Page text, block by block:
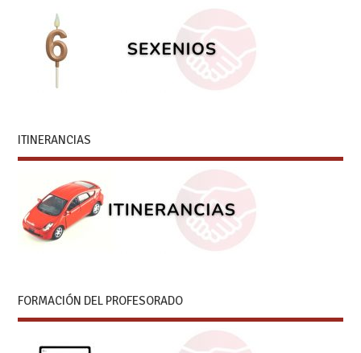
ITINERANCIAS
FORMACIÓN DEL PROFESORADO